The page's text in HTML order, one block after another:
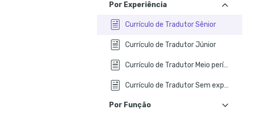
Por Experiência
Currículo de Tradutor Sênior
Currículo de Tradutor Júnior
Currículo de Tradutor Meio período
Currículo de Tradutor Sem experiência
Por Função